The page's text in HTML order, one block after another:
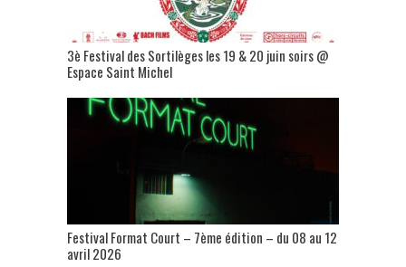
3è Festival des Sortilèges les 19 & 20 juin soirs @
Espace Saint Michel
Festival Format Court – 7ème édition – du 08 au 12
avril 2026